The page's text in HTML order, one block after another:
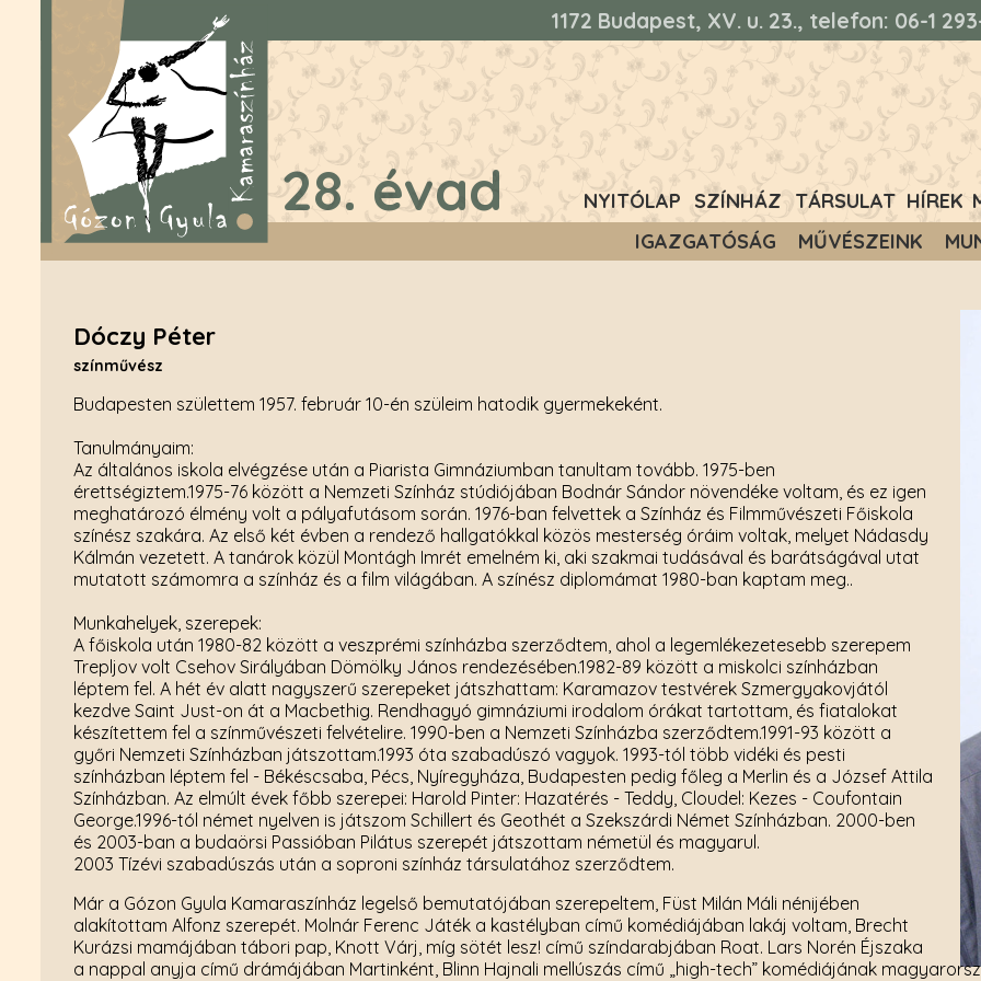
28. évad
1172 Budapest, XV. u. 23., telefon: 06-1
NYITÓLAP SZÍNHÁZ
TÁRSULAT
IGAZGATÓSÁG
MŰVÉSZEINK
HÍREK
Dóczy Péter
színművész
Budapesten születtem 1957. február 10-én szüleim hatodik gyermekeként.
Tanulmányaim:
Az általános iskola elvégzése után a Piarista Gimnáziumban tanultam tovább. 1975-ben
érettségiztem.1975-76 között a Nemzeti Színház stúdiójában Bodnár Sándor növendéke voltam, és ez igen
meghatározó élmény volt a pályafutásom során. 1976-ban felvettek a Színház és Filmművészeti Főiskola
színész szakára. Az első két évben a rendező hallgatókkal közös mesterség óráim voltak, melyet Nádasdy
Kálmán vezetett. A tanárok közül Montágh Imrét emelném ki, aki szakmai tudásával és barátságával utat
mutatott számomra a színház és a film világában. A színész diplomámat 1980-ban kaptam meg..
Munkahelyek, szerepek:
A főiskola után 1980-82 között a veszprémi színházba szerződtem, ahol a legemlékezetesebb szerepem
Trepljov volt Csehov Sirályában Dömölky János rendezésében.1982-89 között a miskolci színházban
léptem fel. A hét év alatt nagyszerű szerepeket játszhattam: Karamazov testvérek Szmergyakovjától
kezdve Saint Just-on át a Macbethig. Rendhagyó gimnáziumi irodalom órákat tartottam, és fiatalokat
készítettem fel a színművészeti felvételire. 1990-ben a Nemzeti Színházba szerződtem.1991-93 között a
győri Nemzeti Színházban játszottam.1993 óta szabadúszó vagyok. 1993-tól több vidéki és pesti
színházban léptem fel - Békéscsaba, Pécs, Nyíregyháza, Budapesten pedig főleg a Merlin és a József Attila
Színházban. Az elmúlt évek főbb szerepei: Harold Pinter: Hazatérés - Teddy, Cloudel: Kezes - Coufontain
George.1996-tól német nyelven is játszom Schillert és Geothét a Szekszárdi Német Színházban. 2000-ben
és 2003-ban a budaörsi Passióban Pilátus szerepét játszottam németül és magyarul.
2003 Tízévi szabadúszás után a soproni színház társulatához szerződtem.
Már a Gózon Gyula Kamaraszínház legelső bemutatójában szerepeltem, Füst Milán Máli nénijében
alakítottam Alfonz szerepét. Molnár Ferenc Játék a kastélyban című komédiájában lakáj voltam, Brecht
Kurázsi mamájában tábori pap, Knott Várj, míg sötét lesz! című színdarabjában Roat. Lars Norén Éjszaka
a nappal anyja című drámájában Martinként, Blinn Hajnali mellúszás című „high-tech” komédiájának